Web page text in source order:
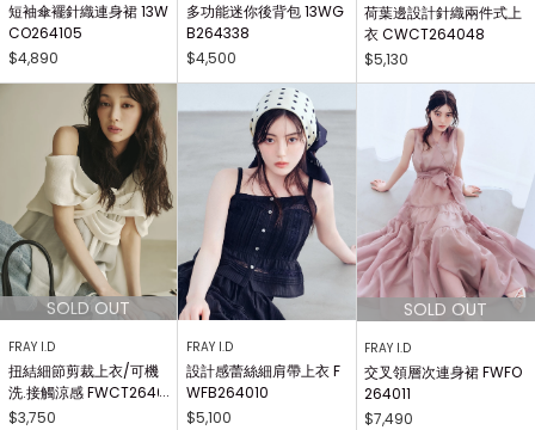
短袖傘襬針織連身裙 13W
CO264105
$4,890
多功能迷你後背包 13WG
B264338
$4,500
荷葉邊設計針織兩件式上
衣 CWCT264048
$5,130
FRAY I.D
扭結細節剪裁上衣/可機
洗.接觸涼感 FWCT2640
25
$3,750
FRAY I.D
設計感蕾絲細肩帶上衣 F
WFB264010
$5,100
FRAY I.D
交叉領層次連身裙 FWFO
264011
$7,490